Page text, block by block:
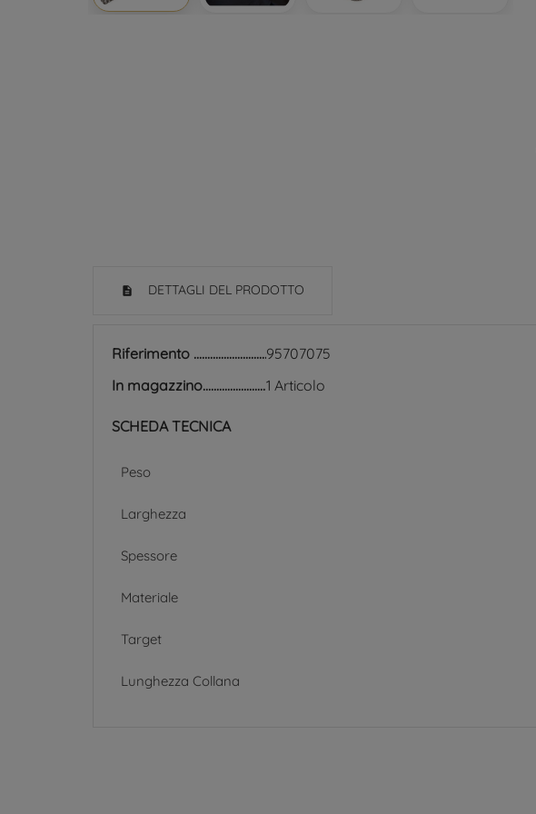
DETTAGLI DEL PRODOTTO
Riferimento
95707075
In magazzino
1 Articolo
SCHEDA TECNICA
Peso
Larghezza
Spessore
Materiale
Target
Lunghezza Collana